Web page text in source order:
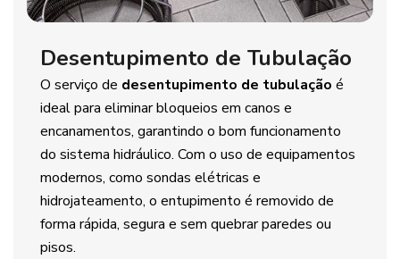
Desentupimento de Tubulação
O serviço de desentupimento de tubulação é
ideal para eliminar bloqueios em canos e
encanamentos, garantindo o bom funcionamento
do sistema hidráulico. Com o uso de equipamentos
modernos, como sondas elétricas e
hidrojateamento, o entupimento é removido de
forma rápida, segura e sem quebrar paredes ou
pisos.